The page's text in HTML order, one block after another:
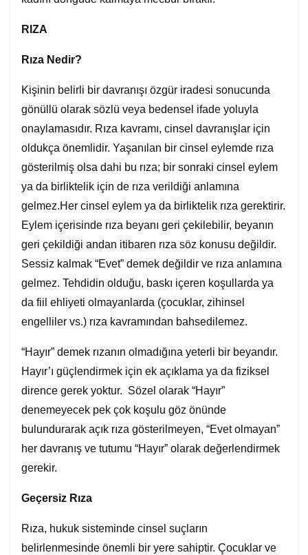
RIZA
Rıza Nedir?
Kişinin belirli bir davranışı özgür iradesi sonucunda
gönüllü olarak sözlü veya bedensel ifade yoluyla
onaylamasıdır. Rıza kavramı, cinsel davranışlar için
oldukça önemlidir. Yaşanılan bir cinsel eylemde rıza
gösterilmiş olsa dahi bu rıza; bir sonraki cinsel eylem
ya da birliktelik için de rıza verildiği anlamına
gelmez.Her cinsel eylem ya da birliktelik rıza gerektirir.
Eylem içerisinde rıza beyanı geri çekilebilir, beyanın
geri çekildiği andan itibaren rıza söz konusu değildir.
Sessiz kalmak “Evet” demek değildir ve rıza anlamına
gelmez. Tehdidin olduğu, baskı içeren koşullarda ya
da fiil ehliyeti olmayanlarda (çocuklar, zihinsel
engelliler vs.) rıza kavramından bahsedilemez.
“Hayır” demek rızanın olmadığına yeterli bir beyandır.
Hayır’ı güçlendirmek için ek açıklama ya da fiziksel
dirence gerek yoktur. Sözel olarak “Hayır”
denemeyecek pek çok koşulu göz önünde
bulundurarak açık rıza gösterilmeyen, “Evet olmayan”
her davranış ve tutumu “Hayır” olarak değerlendirmek
gerekir.
Geçersiz Rıza
Rıza, hukuk sisteminde cinsel suçların
belirlenmesinde önemli bir yere sahiptir. Çocuklar ve